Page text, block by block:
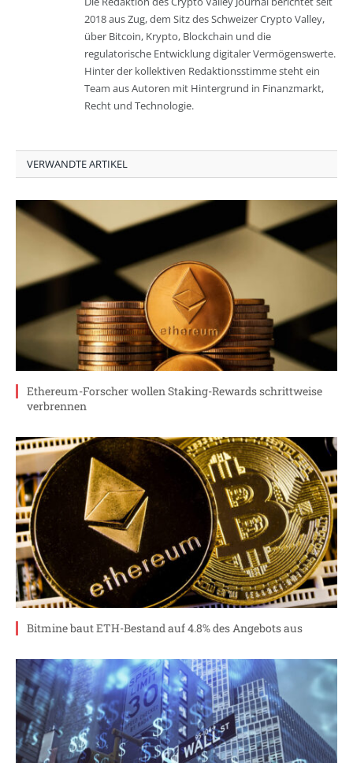
2018 aus Zug, dem Sitz des Schweizer Crypto Valley,
über Bitcoin, Krypto, Blockchain und die
regulatorische Entwicklung digitaler Vermögenswerte.
Hinter der kollektiven Redaktionsstimme steht ein
Team aus Autoren mit Hintergrund in Finanzmarkt,
Recht und Technologie.
VERWANDTE ARTIKEL
Ethereum-Forscher wollen Staking-Rewards schrittweise
verbrennen
Bitmine baut ETH-Bestand auf 4.8% des Angebots aus